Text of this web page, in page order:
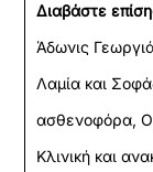
Διαβάστε
Άδωνις
Λαμία και
ασθενοφόρα,
Κλινική και